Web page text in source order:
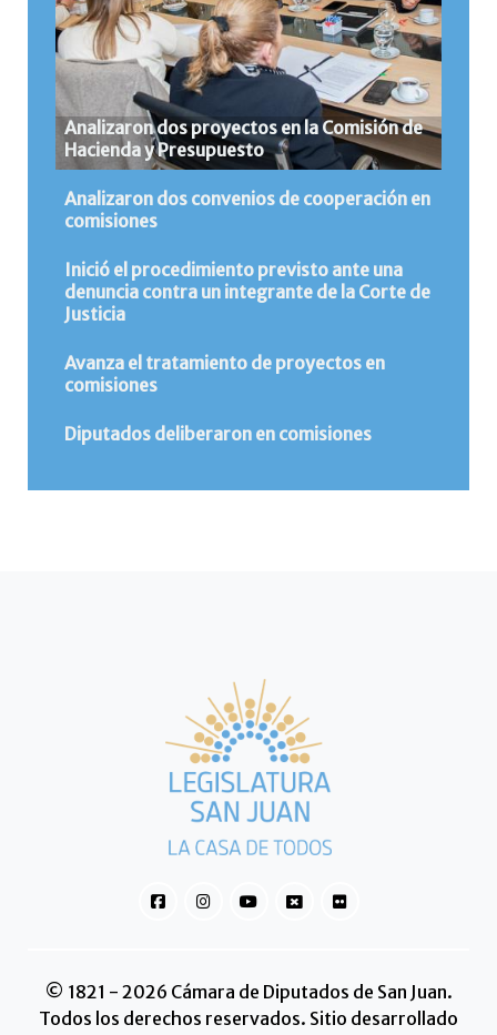
Analizaron dos proyectos en la Comisión de
Hacienda y Presupuesto
Analizaron dos convenios de cooperación en
comisiones
Inició el procedimiento previsto ante una
denuncia contra un integrante de la Corte de
Justicia
Avanza el tratamiento de proyectos en
comisiones
Diputados deliberaron en comisiones
© 1821 - 2026 Cámara de Diputados de San Juan.
Todos los derechos reservados. Sitio desarrollado